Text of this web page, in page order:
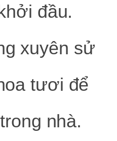
đầu.
xuyên sử
tươi để
nhà.